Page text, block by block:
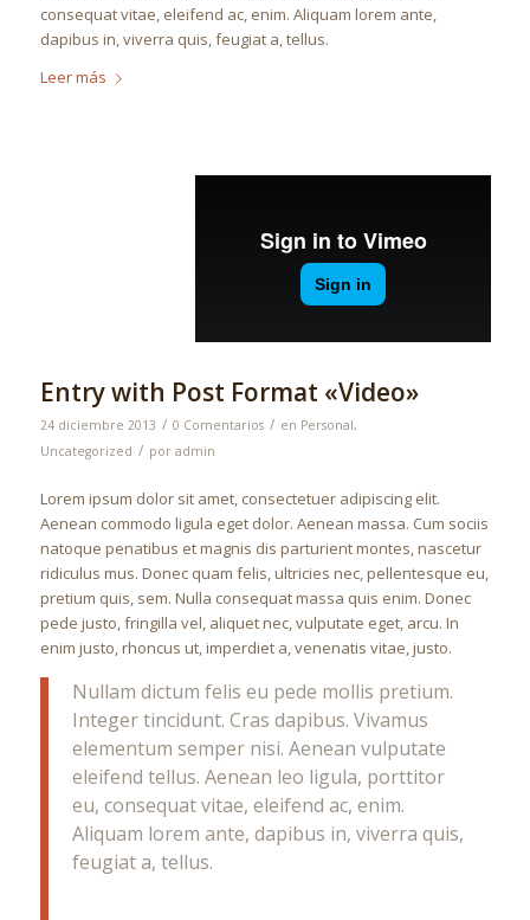
consequat vitae, eleifend ac, enim. Aliquam lorem ante,
dapibus in, viverra quis, feugiat a, tellus.
Leer más
Entry with Post Format «Video»
24 diciembre 2013 / 0 Comentarios / en Personal,
Uncategorized / por admin
Lorem ipsum dolor sit amet, consectetuer adipiscing elit.
Aenean commodo ligula eget dolor. Aenean massa. Cum sociis
natoque penatibus et magnis dis parturient montes, nascetur
ridiculus mus. Donec quam felis, ultricies nec, pellentesque eu,
pretium quis, sem. Nulla consequat massa quis enim. Donec
pede justo, fringilla vel, aliquet nec, vulputate eget, arcu. In
enim justo, rhoncus ut, imperdiet a, venenatis vitae, justo.
Nullam dictum felis eu pede mollis pretium.
Integer tincidunt. Cras dapibus. Vivamus
elementum semper nisi. Aenean vulputate
eleifend tellus. Aenean leo ligula, porttitor
eu, consequat vitae, eleifend ac, enim.
Aliquam lorem ante, dapibus in, viverra quis,
feugiat a, tellus.